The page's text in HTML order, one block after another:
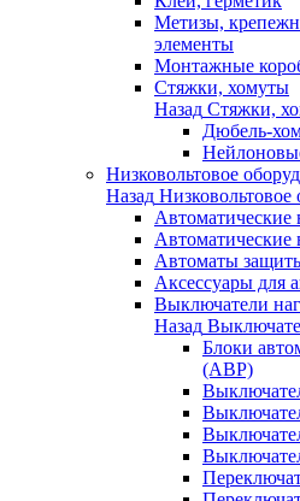
Метизы,
элементы
Монтажные
Стяжки, хомуты
Назад Стяжки,
Дюбель-
Низковольтовое
Назад Низковольтовое
Автоматические
Автоматы
Аксессуары для
Выключатели
Назад
Блоки
(АВР)